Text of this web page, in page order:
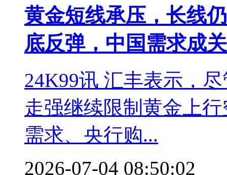
黄金短线承压，长线
底反弹，中国需求成
24K99讯 汇丰表示，
走强继续限制黄金上
需求、央行购...
2026-07-04 08:50:02